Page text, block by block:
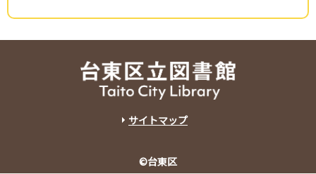
サイトマップ
©台東区